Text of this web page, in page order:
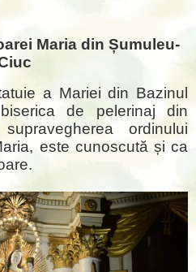
Maria din Șumuleu-
a Mariei din Bazinul
de pelerinaj din
ordinului
este cunoscută și ca